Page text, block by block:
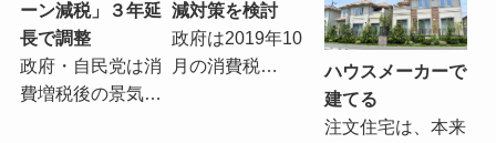
ーン減税」３年延
長で調整
政府・自民党は消
費増税後の景気…
減対策を検討
政府は2019年10
月の消費税…
ハウスメーカーで
建てる
注文住宅は、本来